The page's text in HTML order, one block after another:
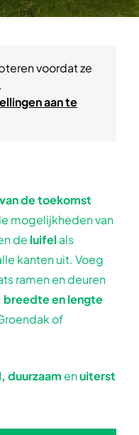
de toekomst
mogelijkheden van
de luifel als
kanten uit. Voeg
ramen en deuren
breedte en lengte
of
duurzaamenuiterst
voordat ze
aan te